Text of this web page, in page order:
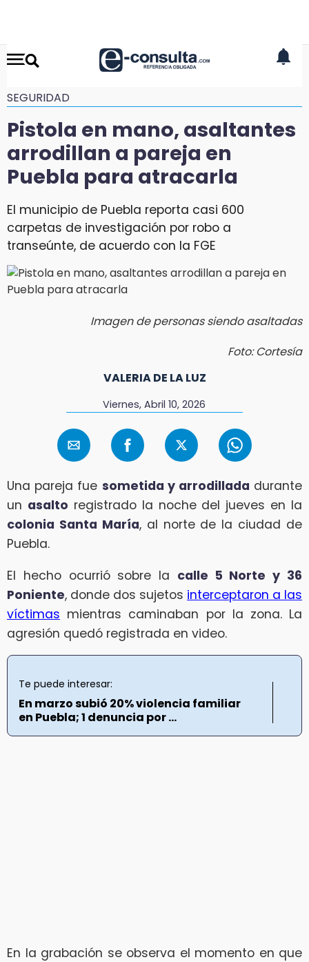
SEGURIDAD
Pistola en mano, asaltantes
arrodillan a pareja en
Puebla para atracarla
El municipio de Puebla reporta casi 600
carpetas de investigación por robo a
transeúnte, de acuerdo con la FGE
Imagen de personas siendo asaltadas
Foto: Cortesía
VALERIA DE LA LUZ
Viernes, Abril 10, 2026
Una pareja fue sometida y arrodillada durante
un asalto registrado la noche del jueves en la
colonia Santa María, al norte de la ciudad de
Puebla.
El hecho ocurrió sobre la calle 5 Norte y 36
Poniente, donde dos sujetos interceptaron a las
víctimas mientras caminaban por la zona. La
agresión quedó registrada en video.
Te puede interesar:
En marzo subió 20% violencia familiar
en Puebla; 1 denuncia por ...
En la grabación se observa el momento en que